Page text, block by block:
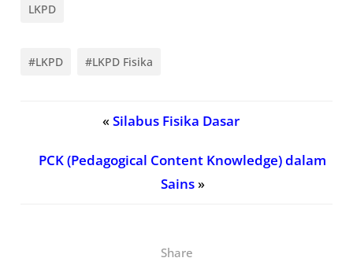
Share
LKPD
#LKPD #LKPD Fisika
« Silabus Fisika Dasar
PCK (Pedagogical Content Knowledge) dalam
Sains»